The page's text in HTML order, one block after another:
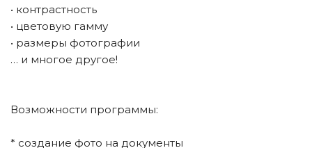
• контрастность
• цветовую гамму
• размеры фотографии
… и многое другое!
Возможности программы:
* создание фото на документы